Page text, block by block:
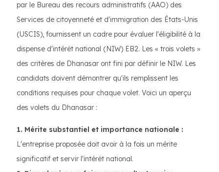
par le Bureau des recours administratifs (AAO) des
Services de citoyenneté et d'immigration des États-Unis
(USCIS), fournissent un cadre pour évaluer l'éligibilité à la
dispense d'intérêt national (NIW) EB2. Les « trois volets »
des critères de Dhanasar ont fini par définir le NIW. Les
candidats doivent démontrer qu'ils remplissent les
conditions requises pour chaque volet. Voici un aperçu
des volets du Dhanasar :
1. Mérite substantiel et importance nationale :
L'entreprise proposée doit avoir à la fois un mérite
significatif et servir l'intérêt national.